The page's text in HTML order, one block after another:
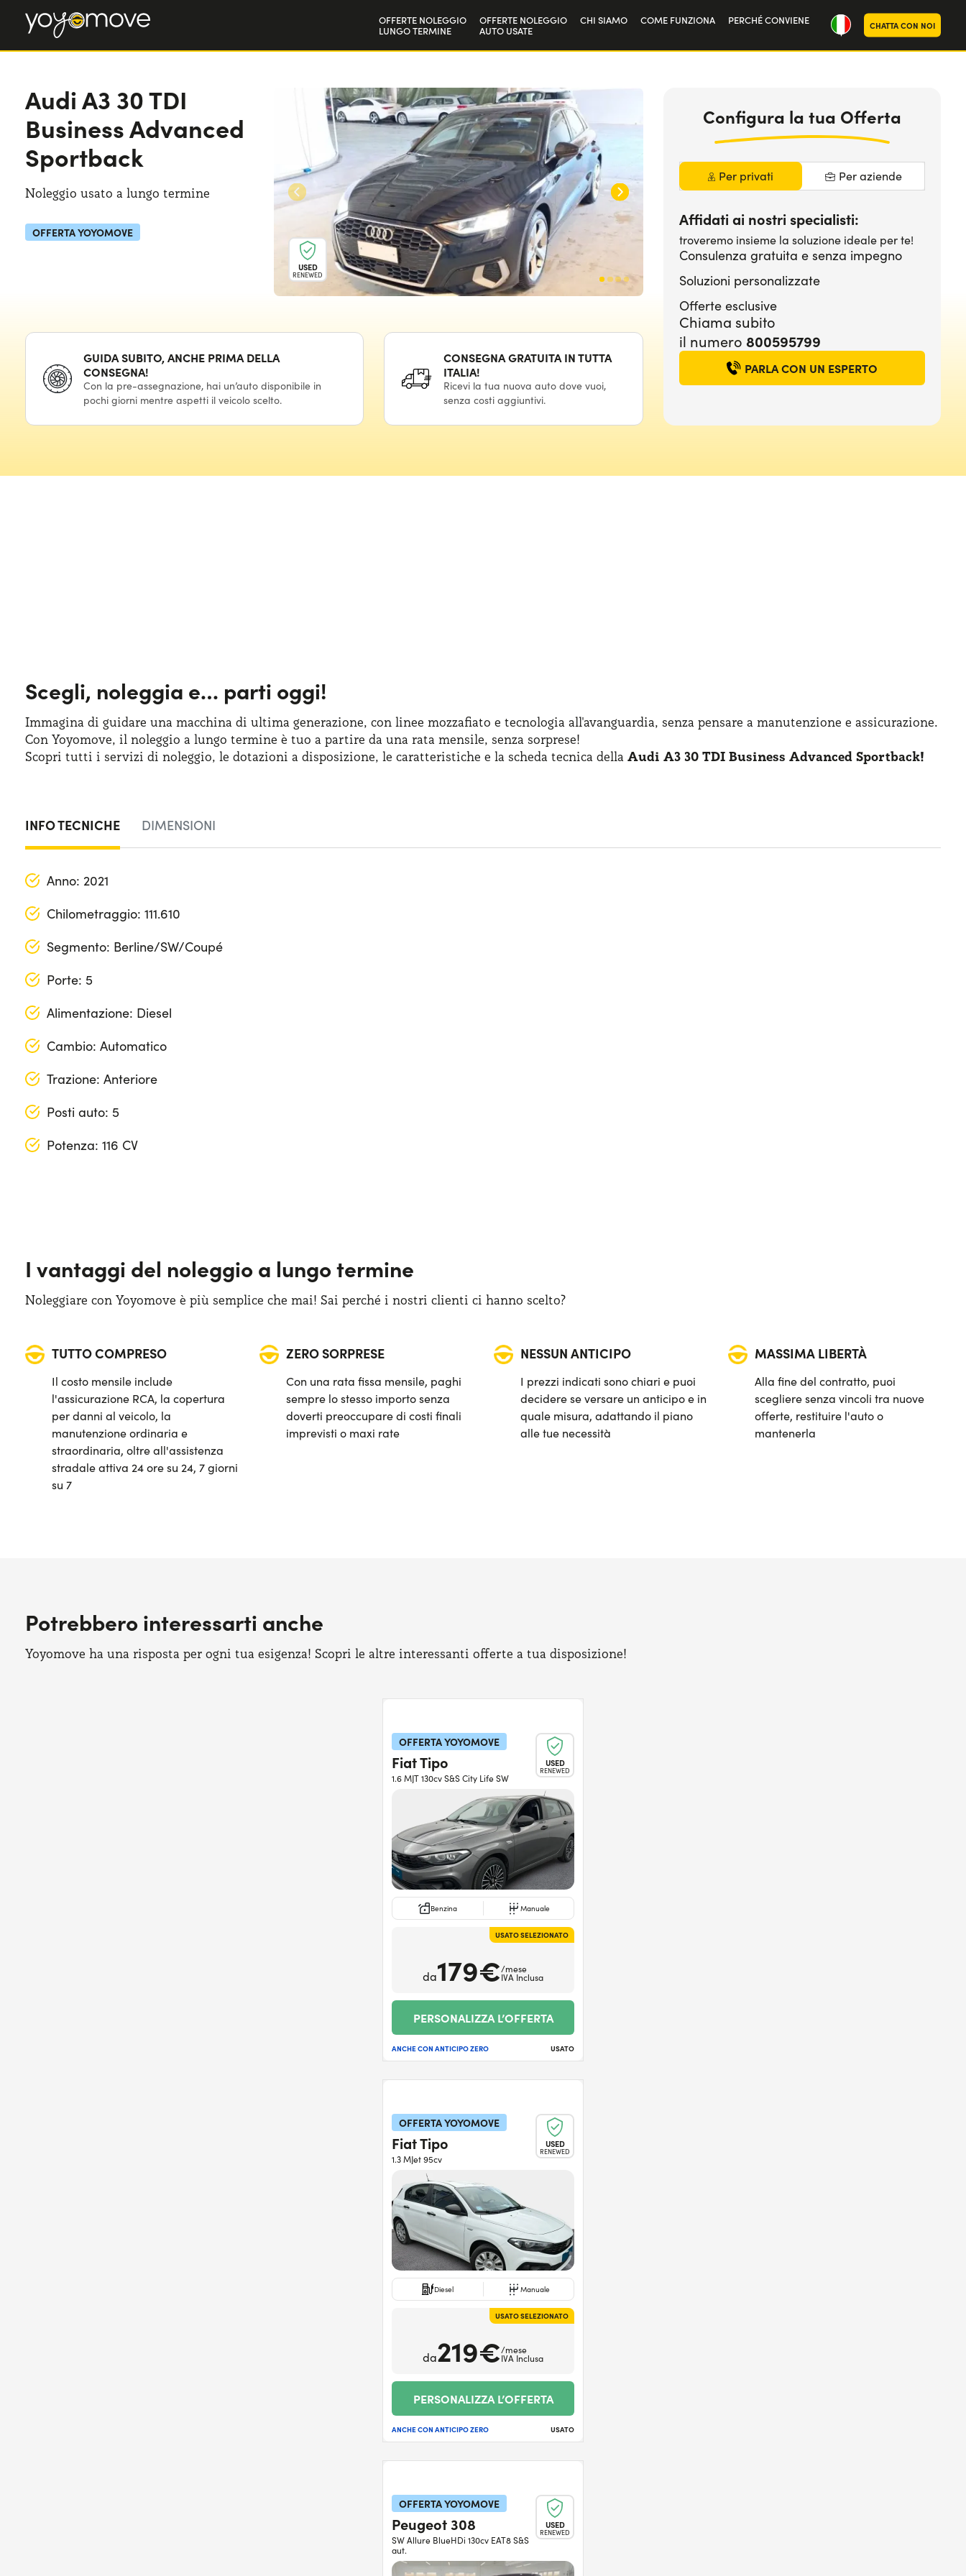
OFFERTE NOLEGGIO
LUNGO TERMINE
Aziende e P.IVA
OFFERTE NOLEGGIO
AUTO USATE
CHI SIAMO
Lavora con noi
COME FUNZIONA PERCHÉ CONVIENE CHATTA CON NOI
USED
RENEWED
OFFERTA YOYOMOVE
Audi A3 30 TDI
Business Advanced
Sportback
Noleggio usato a lungo termine
Configura la tua Offerta
Per privati Per aziende
Affidati ai nostri specialisti:
troveremo insieme la soluzione ideale per te!
Consulenza gratuita e senza impegno
Soluzioni personalizzate
Offerte esclusive
Chiama subito
il numero 800595799
PARLA CON UN ESPERTO
GUIDA SUBITO, ANCHE PRIMA DELLA
CONSEGNA!
Con la pre-assegnazione, hai un’auto disponibile in
pochi giorni mentre aspetti il veicolo scelto.
CONSEGNA GRATUITA IN TUTTA
ITALIA!
Ricevi la tua nuova auto dove vuoi,
senza costi aggiuntivi.
Scegli, noleggia e… parti oggi!
Immagina di guidare una macchina di ultima generazione, con linee mozzafiato e tecnologia all'avanguardia, senza pensare a manutenzione e assicurazione.
Con Yoyomove, il noleggio a lungo termine è tuo a partire da una rata mensile, senza sorprese!
Scopri tutti i servizi di noleggio, le dotazioni a disposizione, le caratteristiche e la scheda tecnica della Audi A3 30 TDI Business Advanced Sportback!
INFO TECNICHE DIMENSIONI
Anno: 2021
Chilometraggio: 111.610
Segmento: Berline/SW/Coupé
Porte: 5
Alimentazione: Diesel
Cambio: Automatico
Trazione: Anteriore
Posti auto: 5
Potenza: 116 CV
Bagagliaio (max): 1200 lt
Bagagliaio (min): 380 lt
I vantaggi del noleggio a lungo termine
Noleggiare con Yoyomove è più semplice che mai! Sai perché i nostri clienti ci hanno scelto?
TUTTO COMPRESO
Il costo mensile include
l'assicurazione RCA, la copertura
per danni al veicolo, la
manutenzione ordinaria e
straordinaria, oltre all'assistenza
stradale attiva 24 ore su 24, 7 giorni
su 7
ZERO SORPRESE
Con una rata fissa mensile, paghi
sempre lo stesso importo senza
doverti preoccupare di costi finali
imprevisti o maxi rate
NESSUN ANTICIPO
I prezzi indicati sono chiari e puoi
decidere se versare un anticipo e in
quale misura, adattando il piano
alle tue necessità
MASSIMA LIBERTÀ
Alla fine del contratto, puoi
scegliere senza vincoli tra nuove
offerte, restituire l'auto o
mantenerla
Potrebbero interessarti anche
Yoyomove ha una risposta per ogni tua esigenza! Scopri le altre interessanti offerte a tua disposizione!
OFFERTA YOYOMOVE
USED
RENEWED
Fiat Tipo
1.6 MJT 130cv S&S City Life SW
Benzina Manuale
USATO SELEZIONATO
da179€/mese
IVA Inclusa
PERSONALIZZA L’OFFERTA
ANCHE CON ANTICIPO ZERO USATO
OFFERTA YOYOMOVE
USED
RENEWED
Fiat Tipo
1.3 MJet 95cv
Diesel Manuale
USATO SELEZIONATO
da219€/mese
IVA Inclusa
PERSONALIZZA L’OFFERTA
ANCHE CON ANTICIPO ZERO USATO
OFFERTA YOYOMOVE
USED
RENEWED
Peugeot 308
SW Allure BlueHDi 130cv EAT8 S&S
aut.